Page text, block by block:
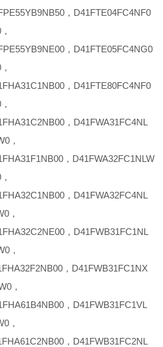
，D41FTE04FC4NF0
，D41FTE05FC4NG0
，D41FTE80FC4NF0
，D41FWA31FC4NL
，
，D41FWA32FC1NLW
，D41FWA32FC4NL
，
，D41FWB31FC1NL
，
，D41FWB31FC1NX
，
，D41FWB31FC1VL
，
，D41FWB31FC2NL